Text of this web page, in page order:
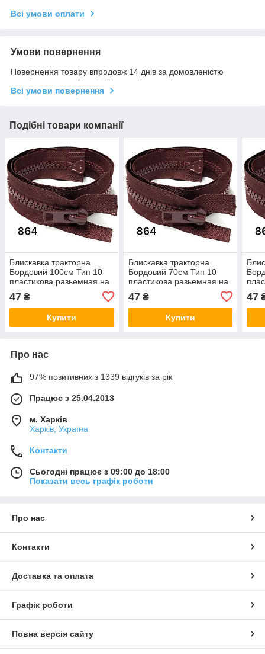
Всі умови оплати
Умови повернення
Повернення товару впродовж 14 днів за домовленістю
Всі умови повернення
Подібні товари компанії
Блискавка тракторна
Бордовий 100см Тип 10
пластикова разьемная на
47 ₴
Купити
Блискавка тракторна
Бордовий 70см Тип 10
пластикова разьемная на
47₴
Купити
47
Про нас
97% позитивних з 1339 відгуків за рік
Працює з 25.04.2013
м. Харків
Харків, Україна
Контакти
Сьогодні працює з 09:00 до 18:00
Показати весь графік роботи
Про нас
Контакти
Доставка та оплата
Графік роботи
Повна версія сайту